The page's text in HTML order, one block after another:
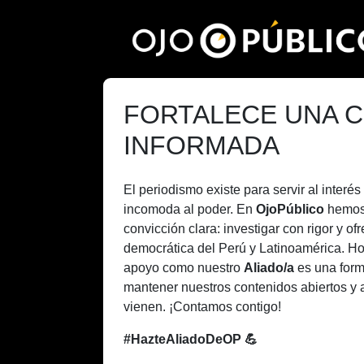
FORTALECE UNA
INFORMADA
El periodismo existe para servir al
incomoda al poder. En OjoPúblico
convicción clara: investigar con rigor y
democrática del Perú y Latinoamérica.
apoyo como nuestro Aliado/a es una
mantener nuestros contenidos abiertos
vienen. ¡Contamos contigo!
#HazteAliadoDeOP 💪